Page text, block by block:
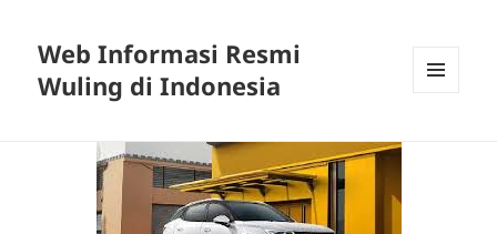
Web Informasi Resmi
Wuling di Indonesia